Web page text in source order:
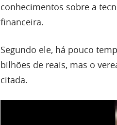
conhecimentos sobre a
financeira.
Segundo ele, há pouco
bilhões de reais, mas o
citada.